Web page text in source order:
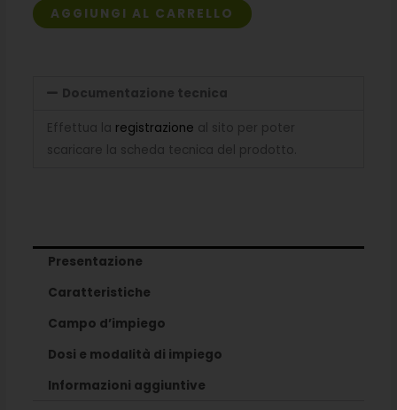
Dobol
100
AGGIUNGI AL CARRELLO
Documentazione tecnica
Effettua la registrazione al sito per poter
scaricare la scheda tecnica del prodotto.
Presentazione
Caratteristiche
Campo d’impiego
Dosi e modalità di impiego
Informazioni aggiuntive